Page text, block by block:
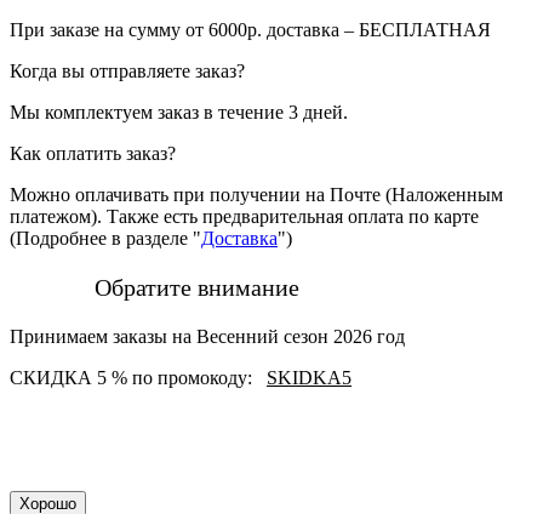
При заказе на сумму от 6000р. доставка – БЕСПЛАТНАЯ
Когда вы отправляете заказ?
Мы комплектуем заказ в течение 3 дней.
Как оплатить заказ?
Можно оплачивать при получении на Почте (Наложенным
платежом). Также есть предварительная оплата по карте
(Подробнее в разделе "Доставка")
Обратите внимание
Принимаем заказы на Весенний сезон 2026 год
СКИДКА 5 % по промокоду: SKIDKA5
Хорошо